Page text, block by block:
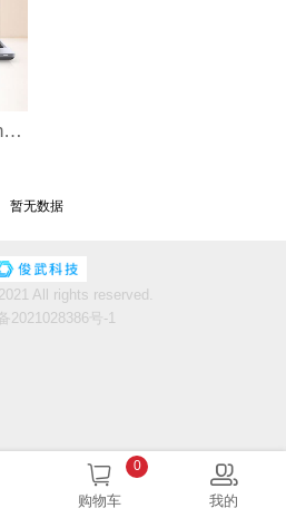
戴尔（DELL）Precision3551 15.6英寸设计本移动图形工作站笔记本I7-10750H/8G/256G固态+1T/P620 4G/W10H
暂无数据
All rights reserved.
2021028386号-1
购物车
0
我的